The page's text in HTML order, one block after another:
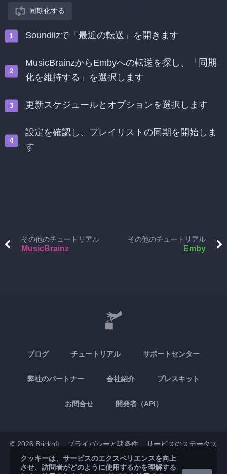
同期化する
Soundiizで「最近の転送」を開きます
MusicBrainzからEmbyへの転送を探し、「同期
化を維持する」を選択します
更新スケジュールとオプションを選択します
設定を確認し、プレイリストの同期を開始しま
す
その他のチュートリアル
MusicBrainz
その他のチュートリアル
Emby
ブログ チュートリアル サポートセンター
弊社のパートナー 会社紹介 プレスキット
お問合せ 開発者（API）
© 2026 Brickoft プライバシーと諸条件 サービスのステータス
App Store Google Play
クッキーは、サービスのエクスペリエンスを向上
させ、訪問者がどのように使用するかを理解する